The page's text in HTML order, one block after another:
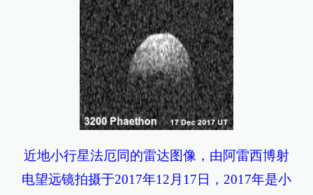
近地小行星法厄同的雷达图像，由阿雷西博射
电望远镜拍摄于2017年12月17日，2017年是小